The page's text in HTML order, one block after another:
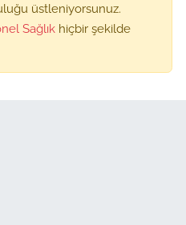
üstleniyorsunuz.
Sağlık hiçbir şekilde